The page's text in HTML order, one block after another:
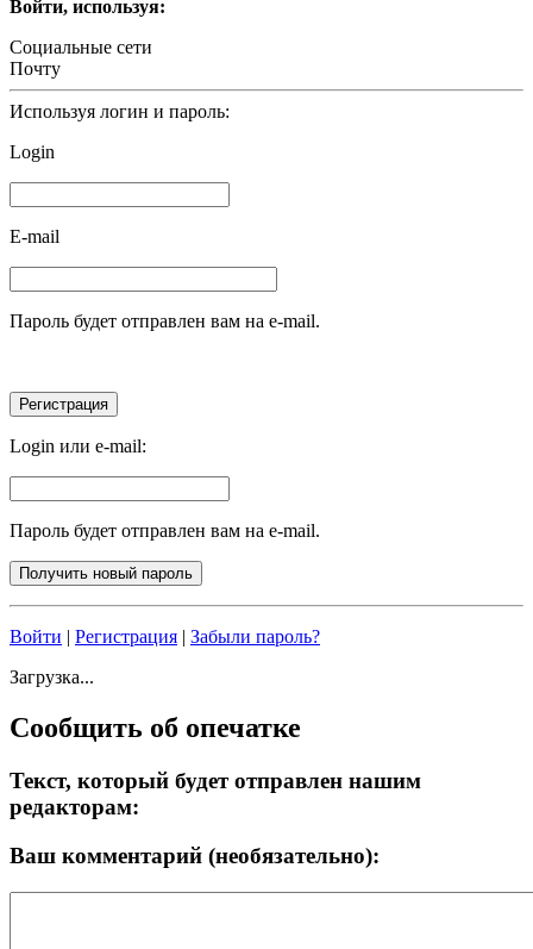
Войти, используя:
Социальные сети
Почту
Используя логин и пароль:
Login
E-mail
Пароль будет отправлен вам на e-mail.
Login или e-mail:
Пароль будет отправлен вам на e-mail.
Войти | Регистрация | Забыли пароль?
Загрузка...
Сообщить об опечатке
Текст, который будет отправлен нашим
редакторам:
Ваш комментарий (необязательно):